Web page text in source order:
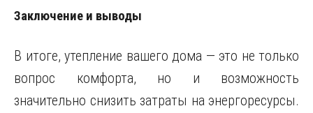
Заключение и выводы
В итоге, утепление вашего дома — это не только
вопрос комфорта, но и возможность
значительно снизить затраты на энергоресурсы.